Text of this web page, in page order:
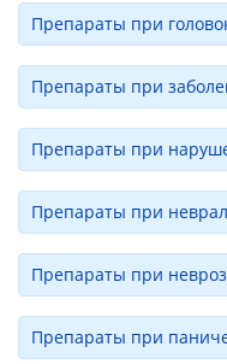
Препараты при
Препараты при
Препараты при
Препараты при
Препараты при
Препараты при